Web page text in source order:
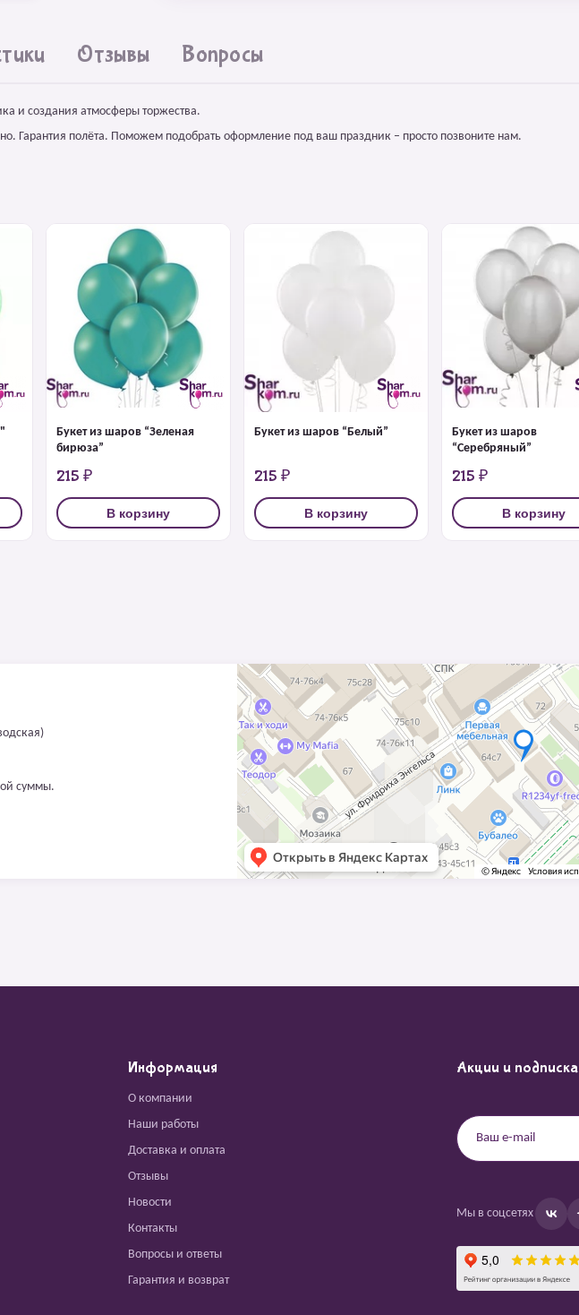
Отзывы Вопросы
и создания атмосферы торжества.
Гарантия полёта. Поможем подобрать оформление под ваш праздник – просто позвоните нам.
Букет из шаров “Зеленая
бирюза”
215 ₽
В корзину
Букет из шаров “Белый”
215 ₽
В корзину
Букет из шаров
“Серебряный”
215 ₽
В корзину
суммы.
Информация
О компании
Наши работы
Доставка и оплата
Отзывы
Новости
Контакты
Вопросы и ответы
Гарантия и возврат
Акции и подписка
Мы в соцсетях